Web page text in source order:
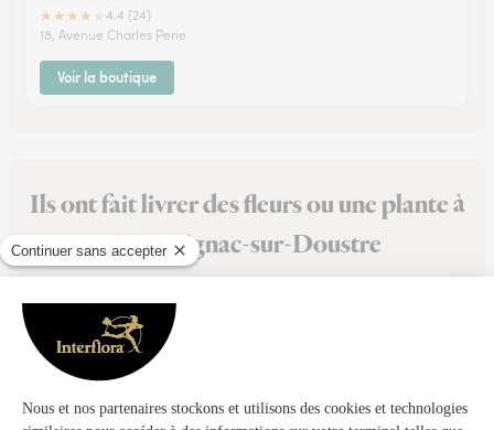
★★★★
4.4 (24)
18, Avenue Charles Perie
Voir la boutique
Ils ont fait livrer des fleurs ou une plante à
Montaignac-sur-Doustre
★ ★ ★
Beau bouquet